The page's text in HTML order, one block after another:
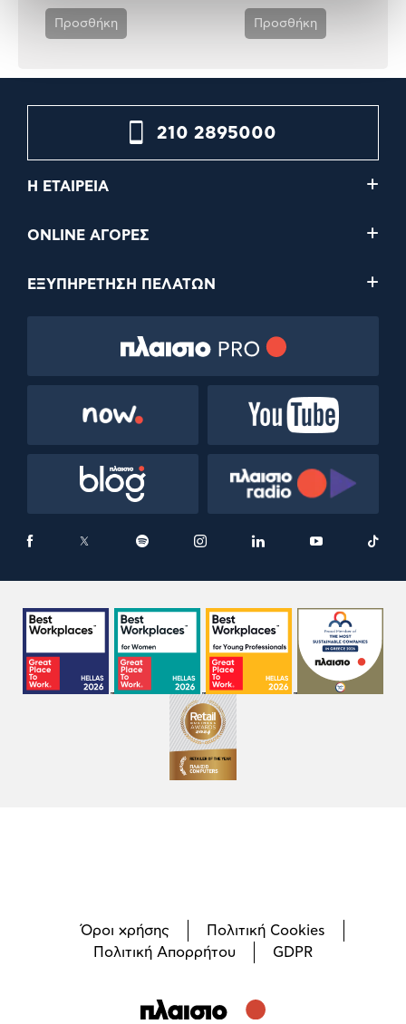
Προσθήκη Προσθήκη
210 2895000
Η ΕΤΑΙΡΕΙΑ
ONLINE ΑΓΟΡΕΣ
ΕΞΥΠΗΡΕΤΗΣΗ ΠΕΛΑΤΩΝ
Όροι χρήσης
Πολιτική Cookies
Πολιτική Απορρήτου
GDPR